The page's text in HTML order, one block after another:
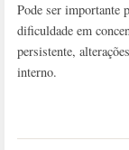
Pode ser importante
dificuldade em
persistente,
interno.